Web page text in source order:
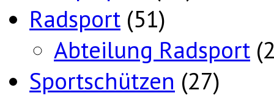
Radsport (51)
Abteilung Radsport
Sportschützen (27)